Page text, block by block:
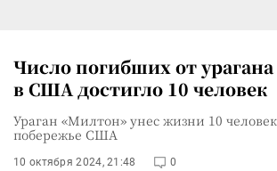
Число погибших от
в США достигло 10 человек
Ураган «Милтон» унес жизни 10
побережье США
10 октября 2024, 21:48 0